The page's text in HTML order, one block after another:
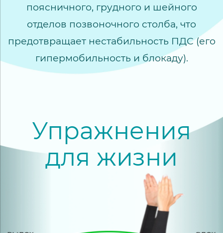
поясничного, грудного и шейного
отделов позвоночного столба, что
предотвращает нестабильность ПДС (его
гипермобильность и блокаду).
Упражнения
для жизни